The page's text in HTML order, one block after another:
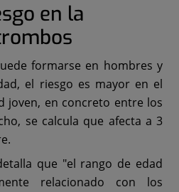
en la
formarse en hombres y
el riesgo es mayor en el
joven, en concreto entre los
se calcula que afecta a 3
que "el rango de edad
relacionado con los